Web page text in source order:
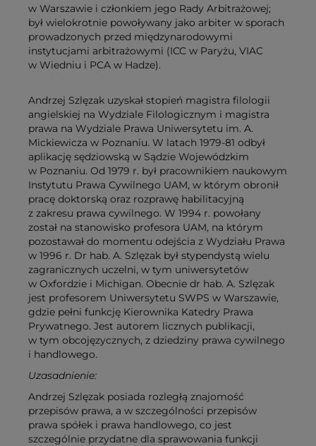
w Warszawie i członkiem jego Rady Arbitrażowej;
był wielokrotnie powoływany jako arbiter w sporach
prowadzonych przed międzynarodowymi
instytucjami arbitrażowymi (ICC w Paryżu, VIAC
w Wiedniu i PCA w Hadze).
Andrzej Szlęzak uzyskał stopień magistra filologii
angielskiej na Wydziale Filologicznym i magistra
prawa na Wydziale Prawa Uniwersytetu im. A.
Mickiewicza w Poznaniu. W latach 1979-81 odbył
aplikację sędziowską w Sądzie Wojewódzkim
w Poznaniu. Od 1979 r. był pracownikiem naukowym
Instytutu Prawa Cywilnego UAM, w którym obronił
pracę doktorską oraz rozprawę habilitacyjną
z zakresu prawa cywilnego. W 1994 r. powołany
został na stanowisko profesora UAM, na którym
pozostawał do momentu odejścia z Wydziału Prawa
w 1996 r. Dr hab. A. Szlęzak był stypendystą wielu
zagranicznych uczelni, w tym uniwersytetów
w Oxfordzie i Michigan. Obecnie dr hab. A. Szlęzak
jest profesorem Uniwersytetu SWPS w Warszawie,
gdzie pełni funkcję Kierownika Katedry Prawa
Prywatnego. Jest autorem licznych publikacji,
w tym obcojęzycznych, z dziedziny prawa cywilnego
i handlowego.
Uzasadnienie:
Andrzej Szlęzak posiada rozległą znajomość
przepisów prawa, a w szczególności przepisów
prawa spółek i prawa handlowego, co jest
szczególnie przydatne dla sprawowania funkcji